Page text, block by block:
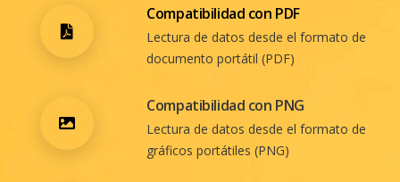
Compatibilidad con PDF
Lectura de datos desde el formato de
documento portátil (PDF)
Compatibilidad con PNG
Lectura de datos desde el formato de
gráficos portátiles (PNG)